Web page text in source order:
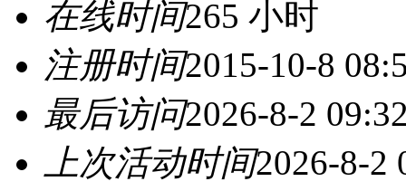
在线时间265 小时
注册时间2015-10-8
最后访问2026-8-2
上次活动时间2026-8-2